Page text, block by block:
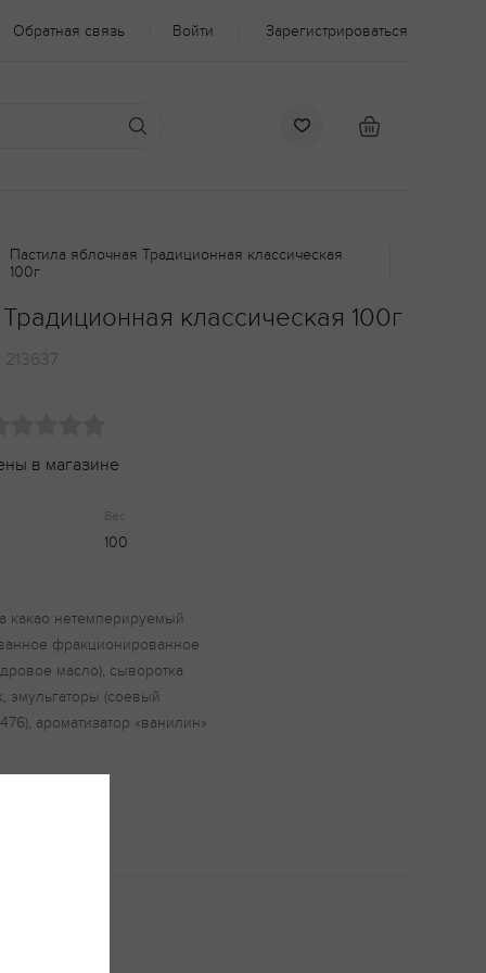
Обратная связь Войти Зарегистрироваться
Пастила яблочная Традиционная классическая
100г
классическая 100г
213637
в магазине
Вес
100
какао нетемперируемый
фракционированное
масло), сыворотка
эмульгаторы (соевый
ароматизатор «ванилин»